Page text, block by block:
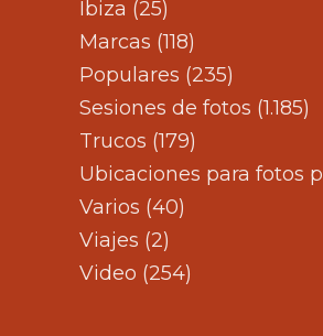
Ibiza (25)
Marcas (118)
Populares (235)
Sesiones de fotos (1.185)
Trucos (179)
Ubicaciones para fotos
Varios (40)
Viajes (2)
Video (254)